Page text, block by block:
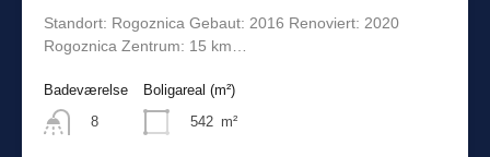
Standort: Rogoznica Gebaut: 2016 Renoviert: 2020
Rogoznica Zentrum: 15 km…
Badeværelse
8
Boligareal (m²)
542 m²